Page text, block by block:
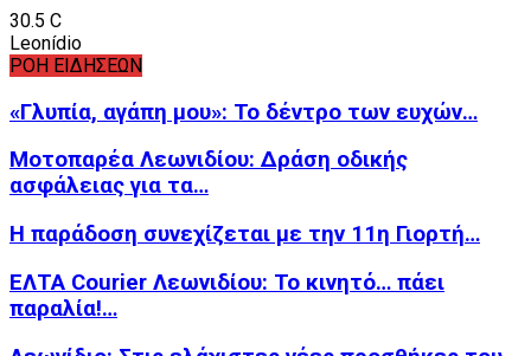
30.5 C
Leonídio
ΡΟΗ ΕΙΔΗΣΕΩΝ
«Γλυπία, αγάπη μου»: Το δέντρο των ευχών…
Μοτοπαρέα Λεωνιδίου: Δράση οδικής
ασφάλειας για τα…
Η παράδοση συνεχίζεται με την 11η Γιορτή…
ΕΛΤΑ Courier Λεωνιδίου: Το κινητό… πάει
παραλία!…